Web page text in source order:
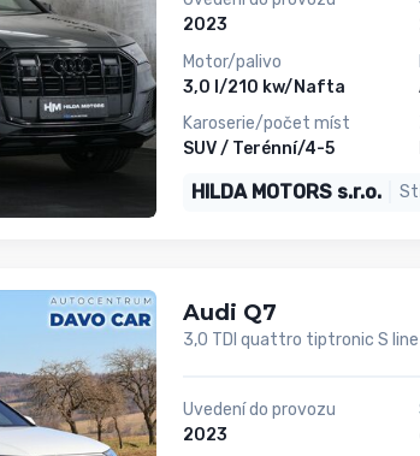
2023
Motor/palivo
3,0 l/210 kw/Nafta
Karoserie/počet míst
SUV / Terénní/4-5
HILDA MOTORS s.r.o.
Audi Q7
3,0 TDI quattro tiptronic S line
Uvedení do provozu
2023